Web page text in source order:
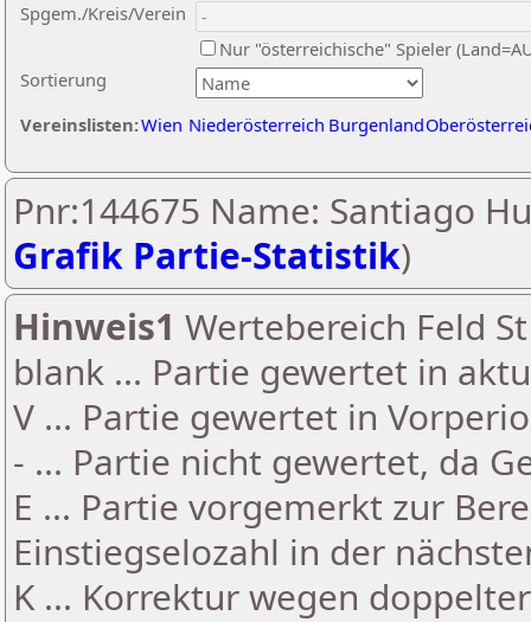
Sortierung
Spgem./Kreis/Verein
Nur "österreichische" Spieler
Vereinslisten:Wien Niederösterreich Burgenland
Pnr:144675 Name: Santiago
Grafik Partie-Statistik)
Hinweis1 Wertebereich Feld
blank ... Partie gewertet in
V ... Partie gewertet in
- ... Partie nicht gewertet, da
E ... Partie vorgemerkt zur
Einstiegselozahl in der
K ... Korrektur wegen